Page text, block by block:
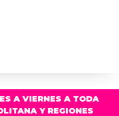
A VIERNES A TODA
Y REGIONES